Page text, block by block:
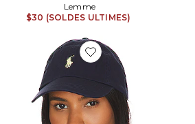
Lemme
$30 (SOLDES ULTIMES)
Favorite CHAPEAU